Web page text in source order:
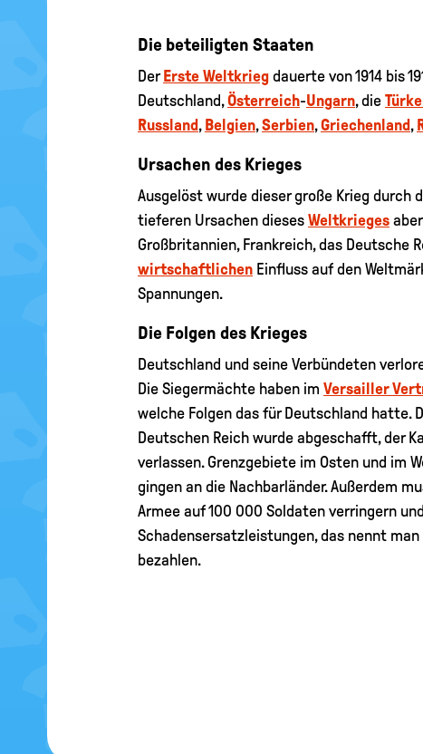
Die beteiligten Staaten
DerErste Weltkrieg dauerte von 1914 bis
Deutschland,Österreich-Ungarn, die
Russland, Belgien,Serbien,Griechenland,
Ursachen des Krieges
Ausgelöst wurde dieser große Krieg durch
tieferen Ursachen dieses Weltkrieges
Großbritannien, Frankreich, das Deutsche
wirtschaftlichen Einfluss auf den
Spannungen.
Die Folgen des Krieges
Deutschland und seine Verbündeten
Die Siegermächte haben im Versailler
welche Folgen das für Deutschland hatte.
Deutschen Reich wurde abgeschafft, der
verlassen. Grenzgebiete im Osten und im
gingen an die Nachbarländer. Außerdem
Armee auf 100 000 Soldaten verringern
Schadensersatzleistungen, das nennt man
bezahlen.